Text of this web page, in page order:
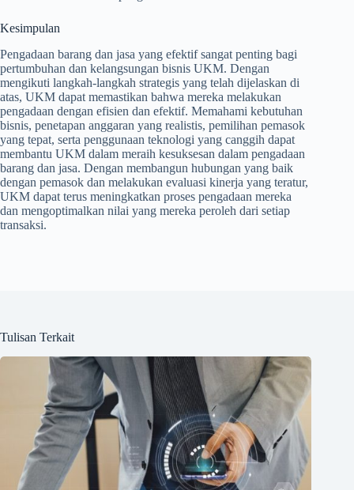
Kesimpulan
Pengadaan barang dan jasa yang efektif sangat penting bagi
pertumbuhan dan kelangsungan bisnis UKM. Dengan
mengikuti langkah-langkah strategis yang telah dijelaskan di
atas, UKM dapat memastikan bahwa mereka melakukan
pengadaan dengan efisien dan efektif. Memahami kebutuhan
bisnis, penetapan anggaran yang realistis, pemilihan pemasok
yang tepat, serta penggunaan teknologi yang canggih dapat
membantu UKM dalam meraih kesuksesan dalam pengadaan
barang dan jasa. Dengan membangun hubungan yang baik
dengan pemasok dan melakukan evaluasi kinerja yang teratur,
UKM dapat terus meningkatkan proses pengadaan mereka
dan mengoptimalkan nilai yang mereka peroleh dari setiap
transaksi.
Tulisan Terkait